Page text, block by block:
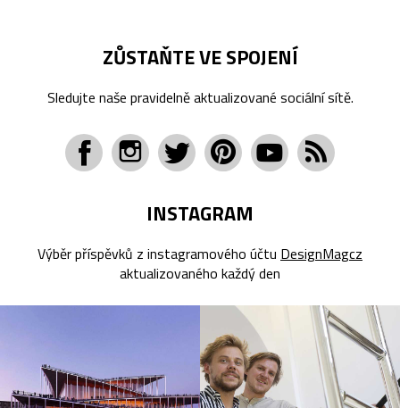
ZŮSTAŇTE VE SPOJENÍ
Sledujte naše pravidelně aktualizované sociální sítě.
INSTAGRAM
Výběr příspěvků z instagramového účtu DesignMagcz
aktualizovaného každý den